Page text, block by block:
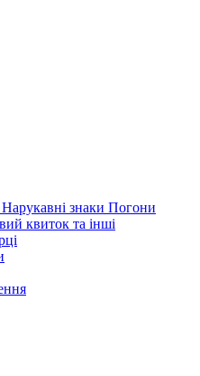
знаки Погони
квиток та інші